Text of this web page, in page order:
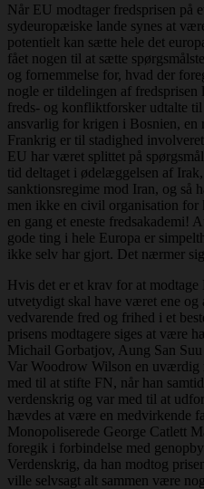
Når EU modtager fredsprisen på
sydeuropæiske lande synes at
potentielt kan sætte hele det
fået nogen til at sætte
og fornemmelse for, hvad der
nogle er tildelingen af fredsprisen
freds- og konfliktforsker udtalte
ansvarlig for krigen i Bosnien, en
Frankrig er til stadighed
EU har været splittet på
tid deltaget i ødelæggelsen af
sanktionsregime mod Iran, og så
men ikke en civil organisation
en gang et eneste fredsakademi!
gode ting i hele Europa er
ikke selv har gjort. Det nærmer
Hvis det er et krav for at modtage
utvetydigt skal have været ene og
vedvarende fred og frihed i et
prisens modtagere siges at være
Michail Gorbatjov, Aung San
Var Woodrow Wilson en uværdig
med til at stifte FN, når han
verdenskrig og var med til at
hævdes at være en medvirkende
Monopoliserede George Catlett
foregik i forbindelse med
Verdenskrig, da han modtog
ville selvsagt alt sammen være